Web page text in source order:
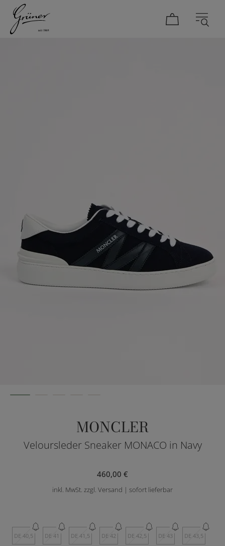
MONCLER
Veloursleder Sneaker MONACO in Navy
460,00 €
inkl. MwSt. zzgl. Versand | sofort lieferbar
DE 40,5 DE 41 DE 41,5 DE 42 DE 42,5 DE 43 DE 43,5